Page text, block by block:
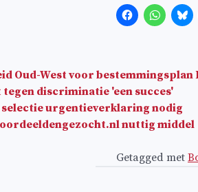
Oud-West voor bestemmingsplan
tegen discriminatie 'een succes'
urgentieverklaring nodig
nuttig middel
Getagged met